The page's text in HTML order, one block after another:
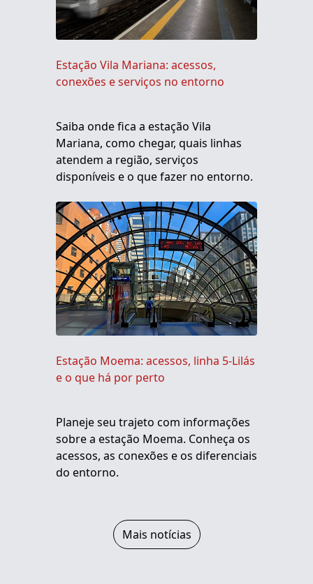
Estação Vila Mariana: acessos,
conexões e serviços no entorno
Saiba onde fica a estação Vila
Mariana, como chegar, quais linhas
atendem a região, serviços
disponíveis e o que fazer no entorno.
Estação Moema: acessos, linha 5-Lilás
e o que há por perto
Planeje seu trajeto com informações
sobre a estação Moema. Conheça os
acessos, as conexões e os diferenciais
do entorno.
Mais notícias